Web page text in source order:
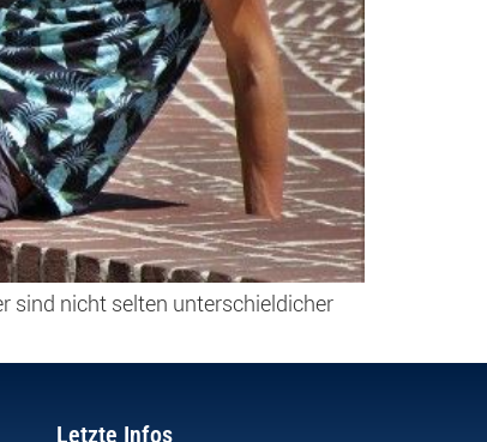
sind nicht selten unterschieldicher
Letzte Infos